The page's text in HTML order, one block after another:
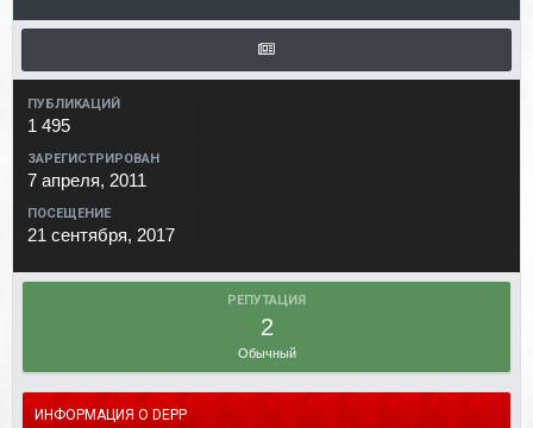
ПУБЛИКАЦИЙ
1 495
ЗАРЕГИСТРИРОВАН
7 апреля, 2011
ПОСЕЩЕНИЕ
21 сентября, 2017
РЕПУТАЦИЯ
2
Обычный
ИНФОРМАЦИЯ О DEPP